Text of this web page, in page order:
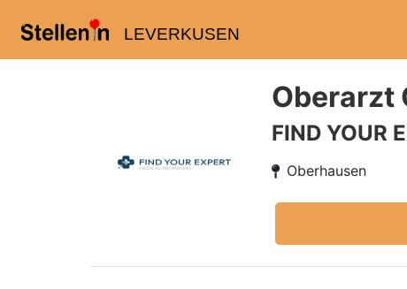
LEVERKUSEN
Oberarzt
FIND YOUR
Oberhausen